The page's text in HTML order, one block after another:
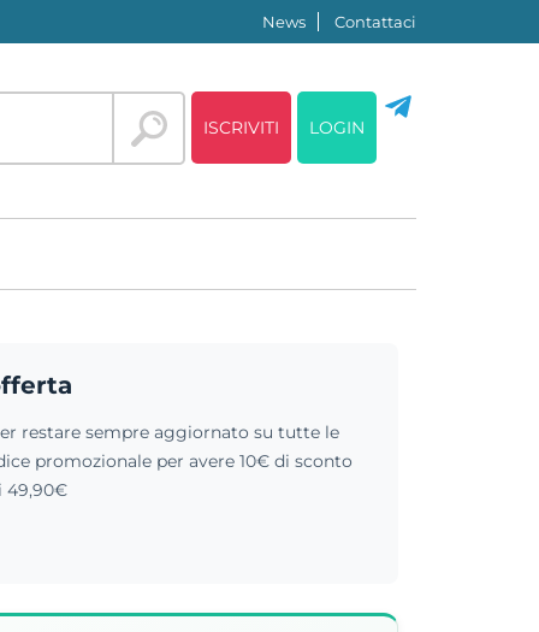
News Contattaci
ISCRIVITI LOGIN
restare sempre aggiornato su tutte le
promozionale per avere 10€ di sconto
49,90€